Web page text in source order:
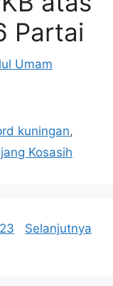
Partai
Umam
kuningan,
Kosasih
Halaman
23
Selanjutnya